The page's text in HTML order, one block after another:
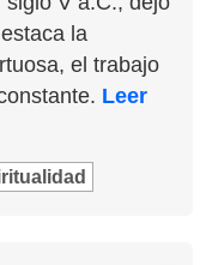
la
el trabajo
Leer